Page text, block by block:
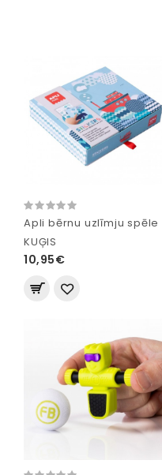
Apli bērnu uzlīmju spēle
KUĢIS
10,95€